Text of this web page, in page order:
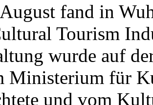
fand in
Tourism
wurde auf
Ministerium für
und vom